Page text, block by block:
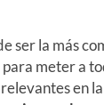
ser la más
meter a
en